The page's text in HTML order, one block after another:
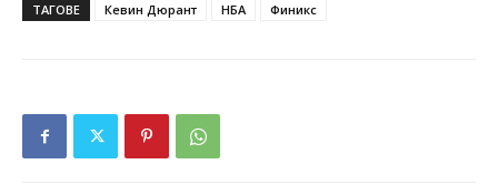
ТАГОВЕ Кевин Дюрант НБА Финикс